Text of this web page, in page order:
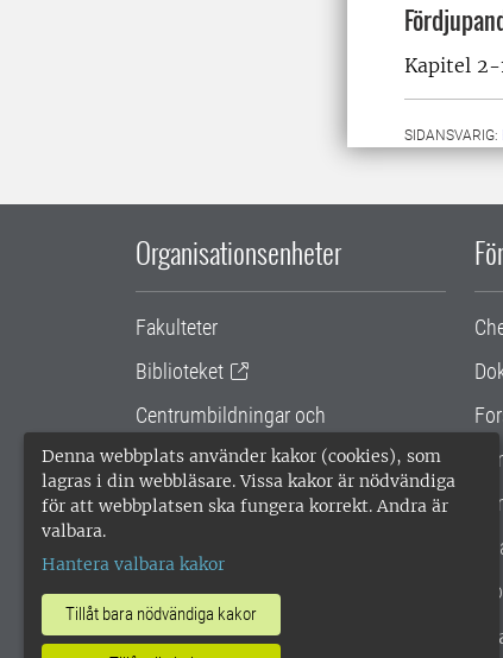
Denna webbplats använder kakor (cookies), som
lagras i din webbläsare. Vissa kakor är nödvändiga
för att webbplatsen ska fungera korrekt. Andra är
valbara.
Hantera valbara kakor
Tillåt bara nödvändiga kakor
Kapitel 2-
SIDANSVARIG:
Organisationsenheter
Fakulteter
Biblioteket
Centrumbildningar och
samarbetsprojekt
Gemensamma verksamhetsstödet
SLU, Sveriges lantbruksuniversitet,